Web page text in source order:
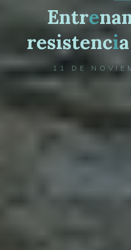
Entrena
resistencia
11 DE